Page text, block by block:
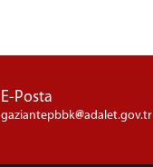
E-Posta
gaziantepbbk adalet.gov.tr